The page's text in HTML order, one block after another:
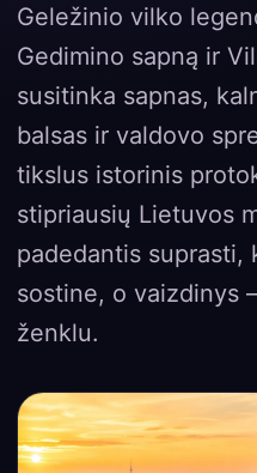
Geležinio vilko
Gedimino sapną ir
susitinka sapnas,
balsas ir valdovo
tikslus istorinis
stipriausių Lietuvos
padedantis suprasti,
sostine, o vaizdinys
ženklu.